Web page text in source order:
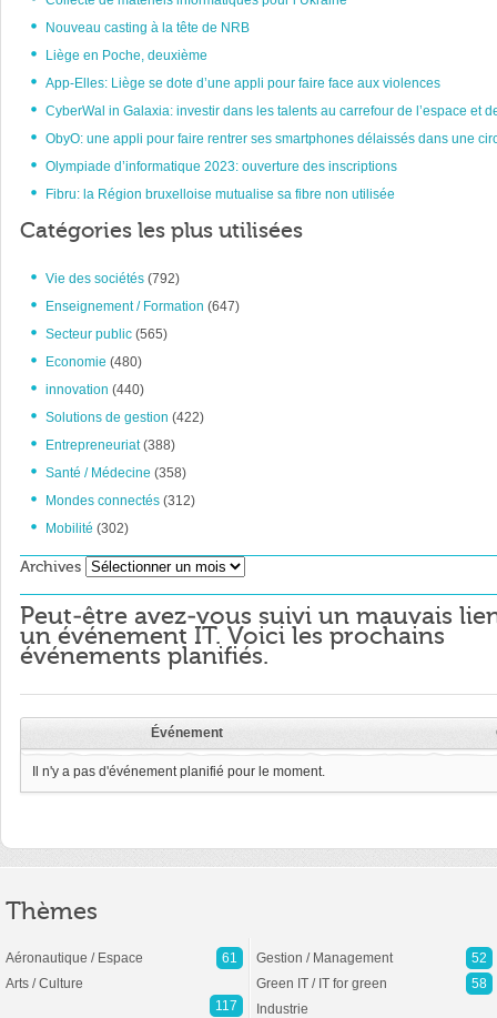
Nouveau casting à la tête de NRB
Liège en Poche, deuxième
App-Elles: Liège se dote d’une appli pour faire face aux violences
CyberWal in Galaxia: investir dans les talents au carrefour de l’espace et
ObyO: une appli pour faire rentrer ses smartphones délaissés dans une
Olympiade d’informatique 2023: ouverture des inscriptions
Fibru: la Région bruxelloise mutualise sa fibre non utilisée
Catégories les plus utilisées
Vie des sociétés (792)
Enseignement / Formation (647)
Secteur public (565)
Economie (480)
innovation (440)
Solutions de gestion (422)
Entrepreneuriat(388)
Santé / Médecine (358)
Mondes connectés (312)
Mobilité (302)
Archives Archives
Peut-être avez-vous suivi un mauvais
un événement IT. Voici les prochains
événements planifiés.
Événement
Il n'y a pas d'événement planifié pour le moment.
Thèmes
Aéronautique / Espace
61
Arts / Culture
117
Gestion / Management
52
Green IT / IT for green
58
Industrie